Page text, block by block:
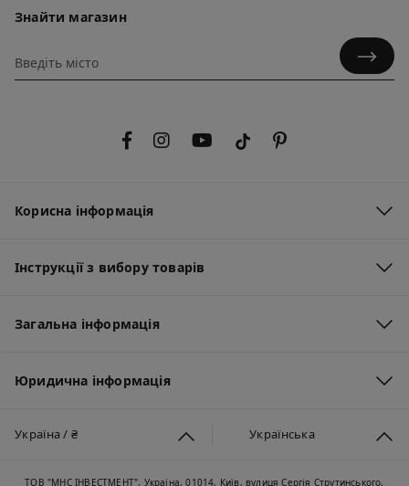
Знайти магазин
Корисна інформація
Інструкції з вибору товарів
Загальна інформація
Юридична інформація
Україна / ₴ Українська
ТОВ "МНС ІНВЕСТМЕНТ", Україна, 01014, Київ, вулиця Сергія Струтинського,